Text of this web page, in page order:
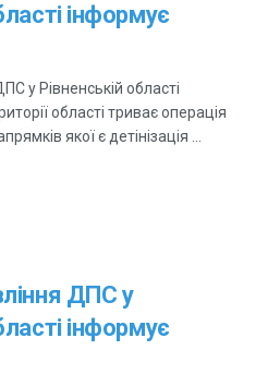
інформує
у Рівненській області
області триває операція
якої є детінізація ...
ДПС у
інформує